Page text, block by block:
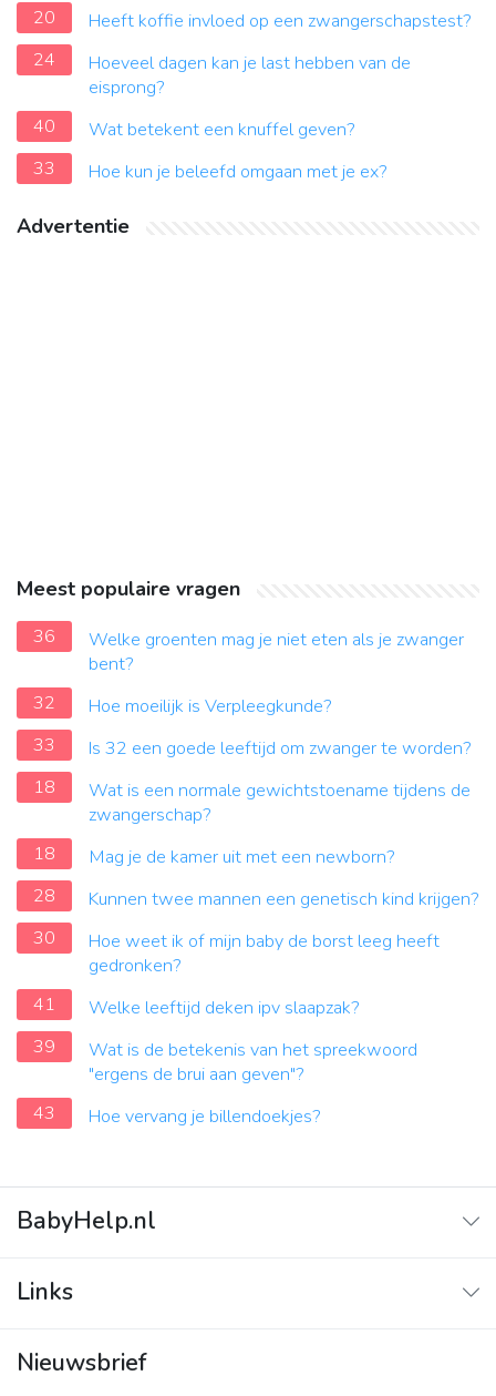
20
Heeft koffie invloed op een zwangerschapstest?
24
Hoeveel dagen kan je last hebben van de
eisprong?
40
Wat betekent een knuffel geven?
33
Hoe kun je beleefd omgaan met je ex?
Advertentie
Meest populaire vragen
36
Welke groenten mag je niet eten als je zwanger
bent?
32
Hoe moeilijk is Verpleegkunde?
33
Is 32 een goede leeftijd om zwanger te worden?
18
Wat is een normale gewichtstoename tijdens de
zwangerschap?
18
Mag je de kamer uit met een newborn?
28
Kunnen twee mannen een genetisch kind krijgen?
30
Hoe weet ik of mijn baby de borst leeg heeft
gedronken?
41
Welke leeftijd deken ipv slaapzak?
39
Wat is de betekenis van het spreekwoord
"ergens de brui aan geven"?
43
Hoe vervang je billendoekjes?
BabyHelp.nl
Vraag & Antwoord
Links
Contact
Nieuwsbrief